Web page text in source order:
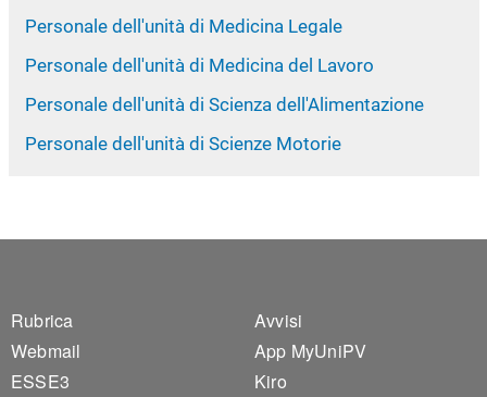
Personale dell'unità di Medicina Legale
Personale dell'unità di Medicina del Lavoro
Personale dell'unità di Scienza dell'Alimentazione
Personale dell'unità di Scienze Motorie
Footer 1
Rubrica
Webmail
ESSE3
Footer 2
Avvisi
App MyUniPV
Kiro